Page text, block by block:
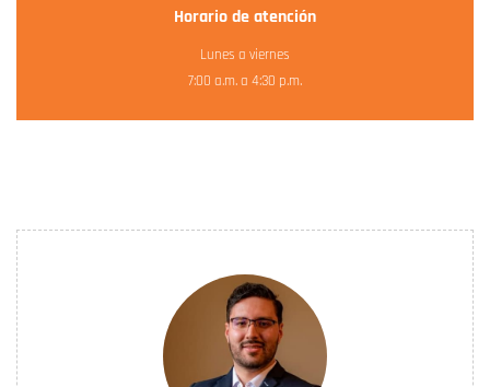
Horario de atención
Lunes a viernes
7:00 a.m. a 4:30 p.m.